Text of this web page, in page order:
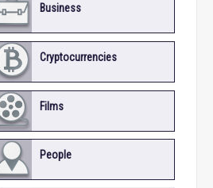
Business
Cryptocurrencies
Films
People